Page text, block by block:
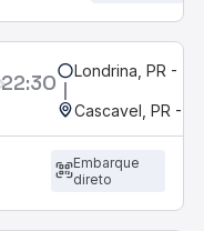
22:30 Londrina, PR -
Cascavel, PR -
Embarque
direto